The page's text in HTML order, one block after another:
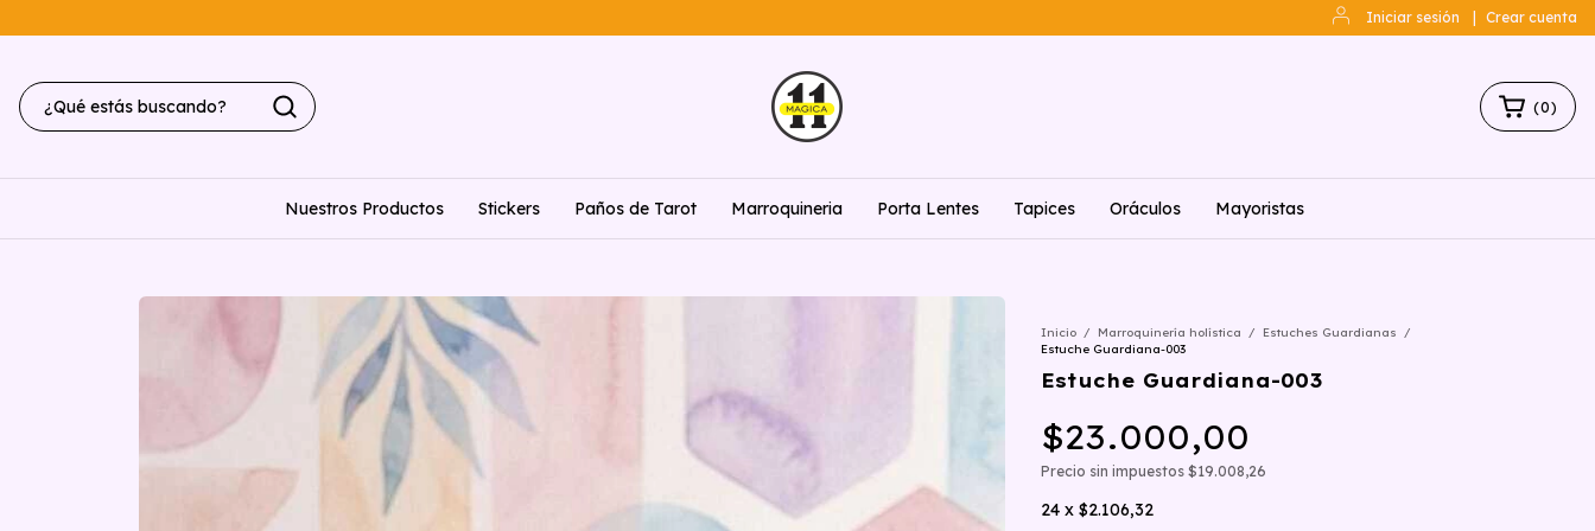
Iniciar sesión Crear cuenta
(0)
Nuestros Productos Stickers Paños de Tarot Marroquineria Porta Lentes Tapices Oráculos Mayoristas
Inicio / Marroquinería holística / Estuches Guardianas
/
Estuche Guardiana-003
Estuche Guardiana-003
$23.000,00
Precio sin impuestos $19.008,26
24 x $2.106,32